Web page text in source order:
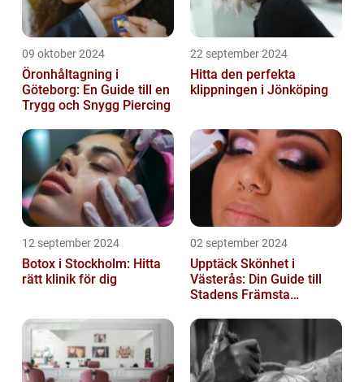
09 oktober 2024
Öronhåltagning i
Göteborg: En Guide till en
Trygg och Snygg Piercing
22 september 2024
Hitta den perfekta
klippningen i Jönköping
12 september 2024
Botox i Stockholm: Hitta
rätt klinik för dig
02 september 2024
Upptäck Skönhet i
Västerås: Din Guide till
Stadens Främsta